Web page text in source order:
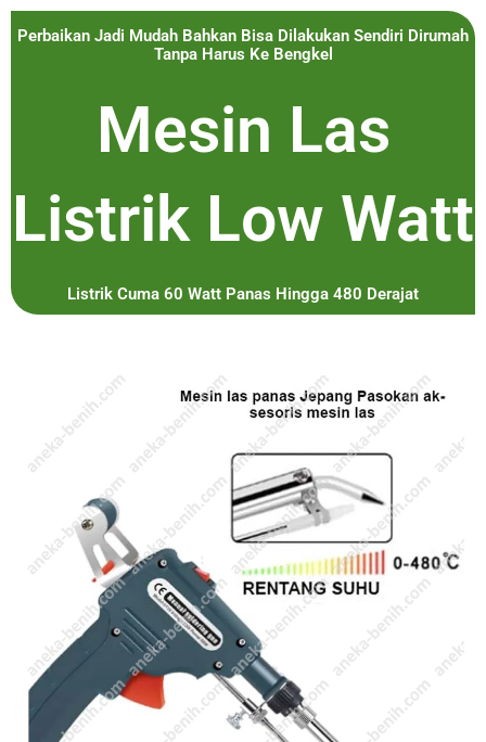
Perbaikan Jadi Mudah Bahkan Bisa Dilakukan Sendiri Dirumah
Tanpa Harus Ke Bengkel
Mesin Las
Listrik Low Watt
Listrik Cuma 60 Watt Panas Hingga 480 Derajat